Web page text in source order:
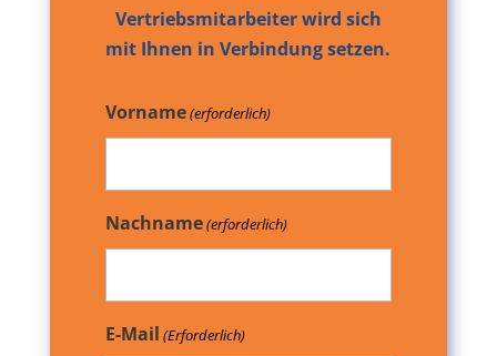
Vertriebsmitarbeiter wird sich
mit Ihnen in Verbindung setzen.
Vorname(erforderlich)
Nachname(erforderlich)
E-Mail (Erforderlich)